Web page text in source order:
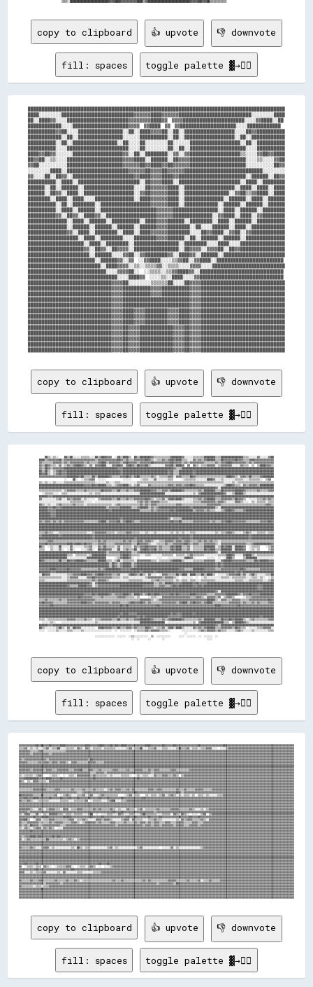
copy to clipboard 👍 upvote 👎 downvote
fill: spaces toggle palette ▓→✊🏽
████░░░░░░░░██████████████████████████▓▓▓▓▓▓████▓▓▓▓▓▓██████████████████████████░░░░░░░░████
██░░████▓▓░░░░██████████████████████▓▓▓▓▓▓▓▓████▓▓  ▓▓▓▓██████████████████████░░░░▓▓████░░██
████████████░░░░████████████████████▓▓▓▓  ▓▓████  ▓▓  ▓▓████████████████████░░░░████████████
██████████▓▓██░░░░████████████████░░██░░████▓▓▓▓██░░██░░██████████████████░░░░██▓▓██████████
████████████░░██░░████████████████░░░░░░██████████░░██░░██████████████████░░██░░████████████
██████████░░██░░████████████████░░██░░░░██░░░░░░░░██░░░░░░██████████████████░░██░░██████████
██████████░░░░██████████████████████░░░░██░░░░░░░░██░░██░░████████████████████░░░░██████████
████▓▓██▓▓░░░░░░██████████████████▓▓░░██░░████████░░▓▓░░▓▓██████████████████▒▒░░░░▓▓██▓▓████
██▓▓██░░▒▒░░░░████████████████████▓▓▓▓████░░██████░░██▓▓▓▓████████████████████░░░░▒▒░░░░▓▓██
▓▓██░░░░░░░░░░████████████████████▓▓▓▓▓▓██▓▓████▓▓██▓▓▓▓▓▓████████████████████░░░░░░░░░░██▓▓
░░░░░░░░████░░██████████████████████▓▓▓▓▓▓██▓▓▓▓██▓▓▓▓▓▓████████████████████████████░░░░░░░░
▓▓░░░░██░░██▓▓░░██████████████████████▓▓████▓▓▓▓████▓▓████████████████████████░░██████░░██▓▓
██████████░░████░░██████████████████████░░██▓▓▓▓████░░██████████████████████░░████░░████████
██████░░██░░██████░░██████████████████░░░░██▓▓▓▓▓▓████░░██████████████████░░████░░████░░████
██████░░██▓▓░░████░░██████████████████░░▓▓██▓▓▓▓▓▓████░░████████████████░░▓▓██▒▒▓▓████░░████
████████░░████░░████░░░░██████████████░░████▓▓▓▓▓▓████░░██████████████░░██████░░████░░██████
██████████░░██░░████████░░██████████████████▓▓▓▓▓▓████░░████████████░░██████░░██████░░██████
██████████░░████░░██████░░████████████████████▓▓▓▓▓▓████████████████░░████░░██████░░████████
██████████▓▓░░██▓▓░░████▓▓░░██████████████████▓▓▓▓▓▓██████████████░░▓▓████░░████░░▓▓████████
██████████████░░████░░██████░░██████████░░████▓▓▓▓██████░░████████░░████░░██████░░██████████
██████████████░░██████░░██████░░██████░░██████▓▓▓▓████████░░██░░░░██████░░████░░████████████
██████████████▓▓░░████░░████████░░████░░████▓▓▓▓▓▓████████░░░░██▓▓████░░▓▓██░░▓▓████████████
██████████████████░░████░░████████░░░░████████▓▓▓▓██████░░██░░██████░░██████░░██████████████
████████████████████░░████░░████████░░████████████████░░████████░░░░████░░░░████████████████
████████████████████▓▓░░██▓▓░░██▓▓▓▓░░████████████████░░██▓▓▓▓░░▓▓▓▓██░░██▓▓████████████████
██████████████████████░░██████░░░░▓▓██░░▓▓████████▓▓░░████▓▓░░██████░░██████████████████████
████████████████████████░░██████▓▓░░▓▓  ░░▓▓████░░░░▒▒▓▓██░░▓▓████░░████████████████████████
██████████████████████████░░████▓▓▓▓░░▒▒░░▒▒▒▒▓▓░░▒▒▒▒░░░░▓▓▓▓░░░░██████████████████████████
████████████████████████████░░░░▓▓▓▓██░░  ░░▒▒▒▒░░▒▒▓▓████▓▓░░██████████████████████████████
████████████████████████████████░░░░████▓▓  ░░░░▒▒░░████░░░░▓▓██████████████████████████████
██████████████████████████████▓▓▓▓██░░░░░░░░▒▒▒▒▒▒██░░░░██▓▓▓▓██████████████████████████████
██████████████████████████████▓▓▓▓██████████▓▓▓▓██████████▓▓▓▓██████████████████████████████
██████████████████████████████▓▓▓▓██████████▓▓▓▓██████████▓▓▓▓██████████████████████████████
██████████████████████████████▓▓▓▓████████████████████████▓▓▓▓██████████████████████████████
██████████████████████████████▓▓▓▓████████████████████████▓▓▓▓██████████████████████████████
██████████████████████████████▓▓▓▓████▓▓▓▓████████▓▓▓▓████▓▓▓▓██████████████████████████████
██████████████████████████████▓▓▓▓████▓▓▓▓████████▓▓▓▓████▓▓▓▓██████████████████████████████
██████████████████████████████▓▓▓▓████▓▓▓▓████████▓▓▓▓████▓▓▓▓██████████████████████████████
██████████████████████████████▓▓▓▓██▓▓▓▓████████████▓▓▓▓██▓▓▓▓██████████████████████████████
██████████████████████████████▓▓▓▓██▓▓▓▓████████████▓▓▓▓██▓▓▓▓██████████████████████████████
██████████████████████████████▓▓▓▓██▓▓▓▓████████████▓▓▓▓██▓▓▓▓██████████████████████████████
██████████████████████████████▓▓▓▓██▓▓▓▓████████████▓▓▓▓██▓▓▓▓██████████████████████████████
copy to clipboard 👍 upvote 👎 downvote
fill: spaces toggle palette ▓→✊🏽
copy to clipboard 👍 upvote 👎 downvote
fill: spaces toggle palette ▓→✊🏽
▓▓▓▓▓▓▓▓▓▓▓▓██▓▓██▓▓▓▓██▓▓▓▓▓▓████▓▓▓▓▓▓▓▓▓▓▓▓▓▓██▓▓▓▓▓▓▓▓████▓▓▓▓██▓▓██▓▓████▓▓▓▓▓▓▓▓▓▓▓▓▓▓████▓▓▓▓▓▓▓▓██▓▓▓▓▓▓██▓▓▓▓▓▓▓▓▓▓▓▓▓▓▓▓██▓▓▓▓▓▓▓▓▓▓▓▓▓▓▓▓██▓▓▓▓▓▓▓▓▓▓▓▓▓▓▓▓▓▓▓▓▓▓▓▓▓▓▓▓▓▓▓▓▓▓▓▓▓▓▓▓▓▓▓▓▓▓▓▓▓▓
▒▒▒▒▓▓░░▒▒░░▒▒░░░░▒▒▓▓░░▒▒▒▒██░░░░▒▒▒▒▒▒░░▓▓▒▒░░▓▓▒▒░░▒▒▒▒▒▒░░▒▒▒▒▒▒▒▒░░░░░░░░▒▒▓▓░░▒▒▒▒██░░░░▒▒▒▒▓▓░░░░▒▒▒▒░░░░░░▒▒██▒▒▒▒▓▓░░▒▒▒▒░░▒▒▒▒▓▓▓▓░░░░  ░░░░▒▒▓▓▓▓▓▓▓▓▓▓▓▓▓▓▓▓▓▓▓▓▓▓▓▓▓▓▓▓▓▓▓▓▓▓▓▓▓▓▓▓▓▓▓▓▓▓▓▓
▓▓▓▓▓▓▓▓▒▒▒▒▒▒▓▓▓▓▒▒▒▒▒▒▒▒▒▒▒▒▒▒▒▒▓▓▓▓▓▓▓▓▓▓▓▓▓▓▓▓▓▓▓▓▓▓▓▓▓▓▓▓▓▓▓▓▓▓▓▓▓▓▓▓▓▓▓▓▓▓▓▓▓▓▓▓▓▓▓▓▓▓▓▓▓▓▓▓▓▓▓▓▓▓▓▓▓▓▓▓▓▓▓▓▓▓▓▓▓▓▓▓▓▓▓▓▓▓▓▓▓▓▓▓▓▓▓▓▓▓▓▓▓▓▓▓▓▓▓▓▓▓▓▓▓▓▓▓▓▓▓▓▓▓▓▓▓▓▓▓▓▓▓▓▓▓▓▓▓▓▓▓▓▓▓▓▓▓▓▓▓▓▓▓▓▓▓▓▓▓
▓▓▓▓▓▓▓▓▒▒▓▓▓▓▓▓▓▓▓▓▓▓▒▒▓▓▓▓▓▓▓▓▓▓▓▓▓▓▓▓▓▓▓▓▓▓▓▓▓▓▓▓▓▓▓▓▓▓▓▓▓▓▓▓▓▓▓▓▓▓▓▓▓▓▓▓▓▓▓▓▓▓▓▓▓▓▓▓▓▓▓▓▓▓▓▓▓▓▓▓▓▓▓▓▓▓▓▓▓▓▓▓▓▓▓▓▓▓▓▓▓▓▓▓▓▓▓▓▓▓▓▓▓▓▓▓▓▓▓▓▓▓▓▓▓▓▓▓▓▓▓▓▓▓▓▓▓▓▓▓▓▓▓▓▓▓▓▓▓▓▓▓▓▓▓▓▓▓▓▓▓▓▓▓▓▓▓▓▓▓▓▓▓▓▓▓▓▓▓▓
▓▓▓▓▓▓▓▓▓▓▓▓▓▓▓▓▓▓▓▓▓▓▓▓▓▓▓▓▓▓▓▓▓▓▓▓▓▓▓▓▓▓▓▓▓▓▓▓▓▓▓▓▓▓▓▓▓▓▓▓▓▓▓▓▓▓▓▓▓▓▓▓▓▓▓▓▓▓▓▓▓▓▓▓▓▓▓▓▓▓▓▓▓▓▓▓▓▓▓▓▓▓▓▓▓▓▓▓▓▓▓▓▓▓▓▓▓▓▓▓▓▓▓▓▓▓▓▓▓▓▓▓▓▓▓▓▓▓▓▓▓▓▓▓▓▓▓▓▓▓▓▓▓▓▓▓▓▓▓▓▓▓▓▓▓▓▓▓▓▓▓▓▓▓▓▓▓▓▓▓▓▓▓▓▓▓▓▓▓▓▓▓▓▓▓▓▓▓▓▓
▓▓▒▒▓▓▓▓▓▓▓▓▓▓▓▓▓▓▓▓▒▒▓▓▓▓▓▓▓▓▓▓▓▓▓▓▓▓▓▓▓▓▓▓▓▓▓▓▓▓▒▒██▓▓▓▓▓▓▓▓▓▓▓▓▓▓▓▓▓▓▓▓▓▓▓▓▓▓▓▓▓▓▓▓▓▓▓▓▓▓▓▓▓▓▓▓▓▓▓▓▓▓▓▓▓▓▓▓▓▓▓▓▓▓▓▓▓▓▓▓▓▓▓▓▓▓▓▓▓▓▓▓▓▓▓▓▓▓▓▓▓▓▓▓▓▓▓▓▓▓▓▓▓▓▓▓▓▓▓▓▓▓▓▓▓▓▓▓▓▓▓▓▓▓▓▓▓▓▓▓▓▓▓▓▓▓▓▓▓▓▓▓▓▓▓▓▓▓
▓▓▓▓▓▓▒▒▒▒▒▒▒▒▓▓▒▒▓▓▓▓▒▒▓▓▓▓▒▒▓▓▓▓▒▒░░▓▓▓▓▒▒▒▒▒▒▒▒▓▓▓▓▓▓▒▒▒▒▒▒▓▓▓▓▓▓▓▓▓▓▓▓▓▓▓▓▓▓▓▓▓▓▓▓▓▓▓▓▓▓▓▓▓▓▓▓▓▓▓▓▓▓▓▓▓▓▓▓▓▓▓▓▓▓▓▓▓▓▓▓▓▓▓▓▓▓▓▓▓▓▓▓▓▓▓▓▓▓▓▓▓▓▓▓▓▓▓▓▓▓▓▓▓▓▓▓▓▓▓▓▓▓▓▓▓▓▓▓▓▓▓▓▓▓▓▓▓▓▓▓▓▓▓▓▓▓▓▓▓▓▓▓▓▓▓▓▓▓
▓▓▓▓▓▓▓▓▓▓▓▓▓▓▓▓▓▓▓▓▓▓▓▓▓▓▓▓▓▓▓▓▓▓▓▓▓▓▓▓▓▓▓▓▓▓▓▓▓▓▓▓▓▓▓▓▓▓▓▓▓▓▓▓▓▓▓▓▓▓▓▓▓▓▓▓▓▓▓▓▓▓▓▓▓▓▓▓▓▓▓▓▓▓▓▓▓▓▓▓▓▓▓▓▓▓▓▓▓▓▓▓▓▓▓▓▓▓▓▓▓▓▓▓▓▓▓▓▓▓▓▓▓▓▓▓▓▓▓▓▓▓▓▓▓▓▓▓▓▓▓▓▓▓▓▓▓▓▓▓▓▓▓▓▓▓▓▓▓▓▓▓▓▓▓▓▓▓▓▓▓▓▓▓▓▓▓▓▓▓▓▓▓▓▓▓▓▓▓▓
▓▓▓▓▓▓▓▓▓▓▓▓▓▓▓▓▓▓▓▓▓▓▓▓▓▓▓▓▓▓▓▓▓▓▓▓▓▓▓▓▓▓▓▓▓▓▓▓▓▓▓▓▓▓▓▓▓▓▓▓▓▓▓▓▓▓▓▓▓▓▓▓▓▓▓▓▓▓▓▓▓▓▓▓▓▓▓▓▓▓▓▓▓▓▓▓▓▓▓▓▓▓▓▓▓▓▓▓▓▓▓▓▓▓▓▓▓▓▓▓▓▓▓▓▓▓▓▓▓▓▓▓▓▓▓▓▓▓▓▓▓▓▓▓▓▓▓▓▓▓▓▓▓▓▓▓▓▓▓▓▓▓▓▓▓▓▓▓▓▓▓▓▓▓▓▓▓▓▓▓▓▓▓▓▓▓▓▓▓▓▓▓▓▓▓▓▓▓▓▓
▓▓▓▓▓▓▓▓▒▒▓▓▓▓▓▓▓▓▒▒▓▓▓▓▒▒▒▒▓▓▓▓▓▓▓▓▒▒▒▒▓▓▓▓██▒▒▒▒▓▓▓▓▒▒▒▒▓▓▒▒▒▒▒▒▒▒▓▓▓▓▒▒▒▒▒▒▓▓▒▒▒▒▓▓▓▓▓▓▒▒▒▒▓▓▒▒▓▓▓▓▒▒▒▒▒▒▒▒▓▓▓▓▒▒▒▒▒▒▒▒▒▒▓▓▓▓▓▓▓▓▓▓▓▓▓▓▓▓▓▓▓▓▓▓▓▓▓▓▓▓▓▓▓▓▓▓▓▓▓▓▓▓▓▓▓▓▓▓▓▓▓▓▓▓▓▓▓▓▓▓▓▓▓▓▓▓▓▓▓▓▓▓▓▓▓▓▓▓
▓▓▓▓▓▓▓▓▓▓▓▓▓▓▓▓▓▓▓▓▓▓▓▓▓▓▓▓▓▓▓▓▓▓▓▓▓▓▓▓▓▓▓▓▓▓▓▓▓▓▓▓▒▒▒▒▓▓▓▓▓▓▒▒▓▓▓▓▓▓▓▓▓▓▓▓▓▓▓▓▓▓▓▓▓▓▓▓▓▓▓▓▓▓▓▓▒▒▓▓▓▓▓▓▓▓▓▓▓▓▓▓▓▓▓▓▓▓▓▓▓▓▓▓▓▓▓▓▓▓▓▓▓▓▓▓▓▓▓▓▓▓▓▓▓▓▓▓▓▓▓▓▓▓▓▓▓▓▓▓▓▓▓▓▓▓▓▓▓▓▓▓▓▓▓▓▓▓▓▓▓▓▓▓▓▓▓▓▓▓▓▓▓▓▓▓▓▓▓▓
▒▒░░▒▒▒▒▒▒░░▒▒▓▓▒▒    ░░▒▒▒▒░░  ░░  ▒▒▒▒░░▓▓▓▓▓▓▓▓▓▓▒▒▓▓▒▒▒▒▒▒▒▒░░▒▒░░░░░░▒▒▒▒▒▒░░  ░░▒▒░░▒▒▒▒░░░░▓▓▒▒▒▒▓▓▓▓▒▒▒▒▓▓▒▒  ▒▒▓▓▓▓▓▓▓▓▓▓▓▓▓▓▓▓▓▓▓▓▓▓▓▓▓▓▓▓▓▓▓▓▓▓▓▓▓▓▓▓▓▓▓▓▓▓▓▓▓▓▓▓▓▓▓▓▓▓▓▓▓▓▓▓▓▓▓▓▓▓▓▓▓▓▓▓▓▓▓▓
▓▓▓▓██████████▓▓▓▓▓▓████▓▓▓▓▓▓██▓▓▓▓▓▓▓▓▓▓▓▓▓▓▓▓▓▓▓▓▓▓██▓▓▓▓▓▓▓▓▓▓▓▓▓▓▓▓▓▓▓▓▓▓▓▓▓▓▓▓▓▓██▓▓▓▓▓▓▓▓▓▓▓▓▓▓▓▓▓▓▓▓▓▓▓▓▓▓▓▓▓▓▓▓▓▓▓▓▓▓▓▓▓▓▓▓▓▓▓▓▓▓▓▓▓▓▓▓▓▓▓▓▓▓▓▓▓▓▓▓▓▓▓▓▓▓▓▓▓▓▓▓▓▓▓▓▓▓▓▓▓▓▓▓▓▓▓▓▓▓▓▓▓▓▓▓▓▓▓▓▓▓▓▓
▓▓▒▒  ▒▒░░▓▓▓▓▒▒▒▒▒▒░░▓▓▓▓▓▓▓▓▓▓▓▓▓▓▓▓▓▓▓▓▓▓▓▓▓▓▓▓▓▓▓▓▓▓▓▓▓▓▓▓▓▓▓▓▓▓▓▓▓▓▓▓▓▓▓▓▓▓▓▓▓▓▓▓▓▓▓▓▓▓▓▓▓▓▓▓▓▓▓▓▓▓▓▓▓▓▓▓▓▓▓▓▓▓▓▓▓▓▓▓▓▓▓▓▓▓▓▓▓▓▓▓▓▓▓▓▓▓▓▓▓▓▓▓▓▓▓▓▓▓▓▓▓▓▓▓▓▓▓▓▓▓▓▓▓▓▓▓▓▓▓▓▓▓▓▓▓▓▓▓▓▓▓▓▓▓▓▓▓▓▓▓▓▓▓▓▓▓
▓▓▓▓▓▓▓▓▓▓▓▓▓▓▓▓▓▓▓▓▓▓▓▓▓▓▓▓▓▓▓▓▓▓▓▓▓▓▓▓▓▓▓▓▓▓▓▓▓▓▓▓▓▓▓▓▓▓▓▓▓▓▓▓▓▓▓▓▓▓▓▓▓▓▓▓▓▓▓▓▓▓▓▓▓▓▓▓▓▓▓▓▓▓▓▓▓▓▓▓▓▓▓▓▓▓▓▓▓▓▓▓▓▓▓▓▓▓▓▓▓▓▓▓▓▓▓▓▓▓▓▓▓▓▓▓▓▓▓▓▓▓▓▓▓▓▓▓▓▓▓▓▓▓▓▓▓▓▓▓▓▓▓▓▓▓▓▓▓▓▓▓▓▓▓▓▓▓▓▓▓▓▓▓▓▓▓▓▓▓▓▓▓▓▓▓▓▓▓▓
▓▓▓▓▓▓▓▓▓▓▓▓▓▓▓▓▓▓▓▓▓▓▓▓▓▓▓▓▓▓▓▓▓▓▓▓▓▓▓▓▓▓▓▓▓▓▓▓▓▓▓▓▓▓▓▓▓▓▓▓▓▓▓▓▓▓▓▓▓▓▓▓▓▓▓▓▓▓▓▓▓▓▓▓▓▓▓▓▓▓▓▓▓▓▓▓▓▓▓▓▓▓▓▓▓▓▓▓▓▓▓▓▓▓▓▓▓▓▓▓▓▓▓▓▓▓▓▓▓▓▓▓▓▓▓▓▓▓▓▓▓▓▓▓▓▓▓▓▓▓▓▓▓▓▓▓▓▓▓▓▓▓▓▓▓▓▓▓▓▓▓▓▓▓▓▓▓▓▓▓▓▓▓▓▓▓▓▓▓▓▓▓▓▓▓▓▓▓▓▓
▒▒▒▒▒▒▒▒▒▒▓▓▓▓▓▓▓▓▓▓▒▒▒▒▒▒▓▓▓▓▒▒▒▒▒▒▒▒▓▓▒▒▒▒▒▒▓▓▒▒▒▒▒▒▓▓▒▒▒▒▒▒░░▒▒▓▓▒▒▓▓▓▓▒▒▒▒▓▓▒▒▓▓▒▒▒▒▒▒▒▒▒▒▓▓▓▓▒▒▓▓▓▓▒▒▒▒▒▒▒▒▒▒▓▓▒▒▒▒▓▓▒▒▒▒▒▒▓▓▓▓▓▓▒▒▒▒▒▒▓▓▓▓▓▓▓▓▓▓▓▓▓▓▓▓▓▓▓▓▓▓▓▓▓▓▓▓▓▓▓▓▓▓▓▓▓▓▓▓▓▓▓▓▓▓▓▓▓▓▓▓▓▓▓▓▓▓▓▓
▓▓▓▓▓▓▓▓▓▓▓▓▓▓▓▓▓▓▓▓▓▓▓▓▓▓▓▓▓▓▓▓▓▓▓▓▓▓▓▓▓▓▒▒▒▒▓▓▓▓▓▓▓▓▓▓▓▓▓▓▓▓▓▓▓▓▓▓▓▓▓▓▓▓▓▓▓▓▓▓▓▓▓▓██▓▓▓▓▓▓▓▓▓▓▓▓▓▓▓▓▓▓▓▓▓▓▓▓▓▓▓▓██▓▓▒▒▓▓▓▓▓▓▓▓▓▓▓▓▓▓▓▓▓▓▓▓▓▓▓▓▓▓▓▓▓▓▓▓▓▓▓▓▓▓▓▓▓▓▓▓▓▓▓▓▓▓▓▓▓▓▓▓▓▓▓▓▓▓▓▓▓▓▓▓▓▓▓▓▓▓▓▓▓▓▓▓
██▓▓▓▓▓▓▓▓▒▒▒▒▒▒██▒▒▒▒▒▒▒▒▓▓  ░░▒▒▓▓▒▒░░░░▒▒▒▒▓▓░░▒▒▓▓░░░░▒▒▓▓▒▒▒▒▒▒▒▒▒▒    ░░▒▒▓▓░░▒▒▒▒    ▒▒░░▒▒▒▒░░▒▒▓▓░░▒▒▓▓▒▒░░▒▒░░▒▒▒▒░░▒▒  ▒▒▒▒░░▒▒░░░░░░▒▒▒▒▓▓▓▓▓▓▓▓▓▓▓▓▓▓▓▓▓▓▓▓▓▓▓▓▓▓▓▓▓▓▓▓▓▓▓▓▓▓▓▓▓▓▓▓▓▓▓▓▓▓▓▓
▓▓▓▓██▓▓▓▓████▓▓▓▓▓▓▓▓██▓▓▓▓▓▓██▓▓▓▓██▓▓▓▓██▓▓▓▓▓▓██▓▓▓▓▓▓██▓▓▓▓██▓▓▓▓▓▓▓▓██▓▓▓▓▓▓▓▓▓▓▓▓▓▓██▓▓▓▓▓▓▓▓▓▓▓▓▓▓▓▓▓▓▓▓▓▓▓▓▓▓▓▓▓▓▓▓▓▓▓▓▓▓▓▓▓▓▓▓▓▓▓▓▓▓▓▓▓▓▓▓▓▓▓▓▓▓▓▓▓▓▓▓▓▓▓▓▓▓▓▓▓▓▓▓▓▓▓▓▓▓▓▓▓▓▓▓▓▓▓▓▓▓▓▓▓▓▓▓▓▓▓▓
▓▓▒▒▒▒▓▓▒▒░░░░▒▒▒▒▒▒▒▒░░░░░░░░▒▒▒▒▒▒░░░░▒▒▒▒▒▒▒▒▓▓  ░░▒▒▒▒▒▒░░░░▒▒▓▓██░░░░▒▒▒▒▓▓▓▓▓▓▓▓▓▓▓▓▓▓▓▓▓▓▓▓▓▓▓▓▓▓▓▓▓▓▓▓▓▓▓▓▓▓▓▓▓▓▓▓▓▓▓▓▓▓▓▓▓▓▓▓▓▓▓▓▓▓▓▓▓▓▓▓▓▓▓▓▓▓▓▓▓▓▓▓▓▓▓▓▓▓▓▓▓▓▓▓▓▓▓▓▓▓▓▓▓▓▓▓▓▓▓▓▓▓▓▓▓▓▓▓▓▓▓▓▓▓
▓▓▓▓▓▓▓▓▓▓▓▓▓▓▓▓▓▓▓▓▓▓▓▓▓▓▓▓▓▓▓▓▓▓▓▓▓▓▓▓▓▓▓▓▓▓▓▓▓▓▓▓▓▓▓▓▓▓▓▓▓▓▓▓▓▓▓▓▓▓▓▓▓▓▓▓▓▓▓▓▓▓▓▓▓▓▓▓▓▓▓▓▓▓▓▓▓▓▓▓▓▓▓▓▓▓▓▓▓▓▓▓▓▓▓▓▓▓▓▓▓▓▓▓▓▓▓▓▓▓▓▓▓▓▓▓▓▓▓▓▓▓▓▓▓▓▓▓▓▓▓▓▓▓▓▓▓▓▓▓▓▓▓▓▓▓▓▓▓▓▓▓▓▓▓▓▓▓▓▓▓▓▓▓▓▓▓▓▓▓▓▓▓▓▓▓▓▓▓▓
▓▓▓▓▓▓▓▓▓▓▓▓▓▓▓▓▓▓▓▓▓▓▓▓▓▓▓▓▓▓▓▓▓▓▓▓▓▓▓▓▓▓▓▓▓▓▓▓▓▓▓▓▓▓▓▓▓▓▓▓▓▓▓▓▓▓▓▓▓▓▓▓▓▓▓▓▓▓▓▓▓▓▓▓▓▓▓▓▓▓▓▓▓▓▓▓▓▓▓▓▓▓▓▓▓▓▓▓▓▓▓▓▓▓▓▓▓▓▓▓▓▓▓▓▓▓▓▓▓▓▓▓▓▓▓▓▓▓▓▓▓▓▓▓▓▓▓▓▓▓▓▓▓▓▓▓▓▓▓▓▓▓▓▓▓▓▓▓▓▓▓▓▓▓▓▓▓▓▓▓▓▓▓▓▓▓▓▓▓▓▓▓▓▓▓▓▓▓▓▓
▓▓▓▓▓▓▓▓▒▒░░░░▓▓▒▒░░▒▒▓▓▓▓▒▒▒▒░░▓▓▓▓░░▒▒▒▒▓▓▓▓▒▒▒▒▒▒▒▒▓▓▒▒▓▓▒▒▒▒▒▒▓▓▒▒░░▒▒░░░░▓▓▒▒▒▒░░▒▒▓▓░░▒▒▒▒▒▒▒▒▓▓▒▒▒▒▒▒▒▒▓▓▓▓▓▓▒▒▒▒▒▒▒▒▓▓▒▒░░░░▒▒░░▒▒▓▓▓▓▓▓▓▓▓▓▓▓▓▓▓▓▓▓▓▓▓▓▓▓▓▓▓▓▓▓▓▓▓▓▓▓▓▓▓▓▓▓▓▓▓▓▓▓▓▓▓▓▓▓▓▓▓▓▓▓▓▓
▓▓▓▓▓▓▒▒▓▓▓▓▓▓▓▓▓▓▓▓▓▓▓▓▓▓▓▓▓▓▓▓▓▓▓▓▓▓▓▓▓▓▓▓▓▓▓▓▓▓▓▓▓▓▓▓▓▓▓▓▓▓▓▓▓▓▓▓██▓▓▓▓██▓▓▓▓▓▓▓▓▓▓▓▓▓▓▓▓▓▓▓▓▓▓▒▒▓▓▓▓▓▓▓▓▓▓▓▓▓▓▓▓▓▓▓▓▓▓▓▓▓▓▓▓▓▓▓▓▓▓▓▓▓▓▓▓▓▓▓▓▓▓▓▓▓▓▓▓▓▓▓▓▓▓▓▓▓▓▓▓▓▓▓▓▓▓▓▓▓▓▓▓▓▓▓▓▓▓▓▓▓▓▓▓▓▓▓▓▓▓▓▓▓▓▓▓
▒▒░░▓▓▓▓░░░░▓▓░░  ▒▒░░▓▓▓▓▓▓▒▒▒▒░░▒▒▒▒░░▒▒▒▒▒▒░░░░▒▒██  ░░  ░░░░▒▒▒▒░░░░▓▓▒▒░░░░▒▒▒▒░░░░▒▒██▒▒▒▒▒▒▒▒░░░░▒▒▒▒▒▒  ▓▓▒▒░░▓▓▒▒░░  ░░░░  ▒▒▓▓  ▒▒▓▓▓▓▓▓▓▓▓▓▓▓▓▓▓▓▓▓▓▓▓▓▓▓▓▓▓▓▓▓▓▓▓▓▓▓▓▓▓▓▓▓▓▓▓▓▓▓▓▓▓▓▓▓▓▓▓▓▓▓
▓▓▓▓▓▓▓▓▓▓██▓▓▓▓▓▓████▓▓▓▓▓▓▓▓▓▓██████▓▓▓▓▓▓▓▓▓▓▓▓▓▓██▓▓▓▓▓▓██▓▓▓▓▓▓▓▓▓▓▓▓▓▓▓▓██▓▓▓▓██▓▓▓▓▓▓▓▓██▓▓▓▓▓▓██▓▓▓▓▓▓▓▓▓▓▓▓██▓▓▓▓▓▓██▓▓▓▓██▓▓▓▓▓▓▓▓▓▓▓▓▓▓▓▓▓▓▓▓▓▓▓▓▓▓▓▓▓▓▓▓▓▓▓▓▓▓▓▓▓▓▓▓▓▓▓▓▓▓▓▓▓▓▓▓▓▓▓▓▓▓▓▓▓▓▓▓
▓▓▓▓██▒▒  ░░▓▓▓▓░░▒▒▒▒▓▓▓▓▒▒▒▒▒▒▒▒▒▒▓▓▓▓░░▒▒▒▒▓▓▒▒░░░░░░▓▓▓▓▒▒▓▓▓▓▒▒░░░░░░▒▒▓▓▓▓░░▓▓▒▒▒▒▒▒░░░░▒▒▒▒▓▓▒▒▒▒░░░░░░░░░░▒▒░░▓▓▒▒▓▓▓▓▒▒▒▒▒▒▓▓▒▒░░▓▓▓▓▓▓▓▓▓▓▓▓▓▓▓▓▓▓▓▓▓▓▓▓▓▓▓▓▓▓▓▓▓▓▓▓▓▓▓▓▓▓▓▓▓▓▓▓▓▓▓▓▓▓▓▓▓▓▓▓▓▓
▓▓▒▒▒▒▓▓▓▓▓▓▓▓▒▒▒▒▒▒▒▒▓▓▒▒▓▓▓▓▓▓▒▒▒▒▒▒▓▓▓▓▒▒░░▒▒▓▓▓▓▓▓▓▓▒▒▓▓▒▒▒▒▒▒▓▓▓▓▒▒▒▒▒▒▓▓▒▒▒▒▒▒▓▓▒▒▓▓▓▓▒▒▓▓▒▒▓▓▓▓▒▒▒▒▓▓▓▓▒▒▒▒▓▓▓▓▓▓▒▒▒▒▒▒▓▓▓▓▒▒▒▒▓▓▓▓▓▓▓▓▓▓▓▓▓▓▓▓▓▓▓▓▓▓▓▓▓▓▓▓▓▓▓▓▓▓▓▓▓▓▓▓▓▓▓▓▓▓▓▓▓▓▓▓▓▓▓▓▓▓▓▓▓▓▓▓▓▓
▓▓▒▒▓▓▒▒██▓▓▓▓▒▒▒▒▓▓▓▓▓▓▓▓▓▓▓▓▒▒▒▒▓▓▓▓▓▓▓▓▓▓▓▓▓▓▓▓▓▓▓▓▓▓▓▓▓▓▓▓▓▓▓▓▓▓▓▓▒▒▓▓▓▓▓▓▓▓▓▓▓▓▓▓▓▓▓▓▒▒▓▓▓▓▒▒▓▓▓▓▒▒▓▓▓▓▓▓▓▓▒▒▓▓▓▓▓▓▒▒▒▒▓▓▓▓▓▓▒▒▓▓▓▓▓▓▓▓▓▓▓▓▓▓▓▓▓▓▓▓▓▓▓▓▓▓▓▓▓▓▓▓▓▓▓▓▓▓▓▓▓▓▓▓▓▓▓▓▓▓▓▓▓▓▓▓▓▓▓▓▓▓▓▓▓▓▓▓
▒▒░░▓▓▒▒░░▒▒▓▓▓▓░░▓▓▒▒▓▓▒▒  ░░░░▓▓▓▓▓▓▓▓▓▓▓▓▓▓▓▓▓▓▓▓▓▓▓▓▓▓▓▓▓▓▓▓▓▓▓▓▓▓▓▓▓▓▓▓▓▓▓▓▓▓▓▓▓▓▓▓▓▓▓▓▓▓▓▓▓▓▓▓▓▓▓▓▓▓▓▓▓▓▓▓▓▓▓▓▓▓▓▓▓▓▓▓▓▓▓▓▓▓▓▓▓▓▓▓▓▓▓▓▓▓▓▓▓▓▓▓▓▓▓▓▓▓▓▓▓▓▓▓▓▓▓▓▓▓▓▓▓▓▓▓▓▓▓▓▓▓▓▓▓▓▓▓▓▓▓▓▓▓▓▓▓▓▓▓▓▓▓▓
▓▓▓▓▓▓▓▓██▓▓▓▓▓▓▓▓▓▓▓▓▓▓▓▓▓▓▓▓▓▓▓▓▓▓▓▓▓▓▓▓▓▓▓▓▓▓▓▓▓▓▓▓▓▓▓▓▓▓▓▓▓▓▓▓▓▓▓▓▓▓▓▓▓▓▓▓▓▓▓▓▓▓▓▓▓▓▓▓▓▓▓▓▓▓▓▓▓▓▓▓▓▓▓▓▓▓▓▓▓▓▓▓▓▓▓▓▓▓▓▓▓▓▓▓▓▓▓▓▓▓▓▓▓▓▓▓▓▓▓▓▓▓▓▓▓▓▓▓▓▓▓▓▓▓▓▓▓▓▓▓▓▓▓▓▓▓▓▓▓▓▓▓▓▓▓▓▓▓▓▓▓▓▓▓▓▓▓▓▓▓▓▓▓▓▓▓▓▓
▓▓▓▓▓▓▓▓▓▓▓▓▓▓▓▓▓▓▓▓▓▓▓▓▓▓▓▓▓▓▓▓▓▓▓▓▓▓▓▓▓▓▓▓▓▓▓▓▓▓▓▓▓▓▓▓▓▓▓▓▓▓▓▓▓▓▓▓▓▓▓▓▓▓▓▓▓▓▓▓▓▓▓▓▓▓▓▓▓▓▓▓▓▓▓▓▓▓▓▓▓▓▓▓▓▓▓▓▓▓▓▓▓▓▓▓▓▓▓▓▓▓▓▓▓▓▓▓▓▓▓▓▓▓▓▓▓▓▓▓▓▓▓▓▓▓▓▓▓▓▓▓▓▓▓▓▓▓▓▓▓▓▓▓▓▓▓▓▓▓▓▓▓▓▓▓▓▓▓▓▓▓▓▓▓▓▓▓▓▓▓▓▓▓▓▓▓▓▓▓
▓▓▒▒▓▓▓▓████▓▓██▓▓▓▓▓▓▓▓██▓▓██▓▓▓▓▓▓▓▓▓▓▓▓▓▓▓▓▓▓▓▓▓▓▓▓▓▓▓▓▓▓▓▓▓▓▓▓▓▓▓▓▓▓▓▓▓▓▓▓▓▓▓▓▓▓▓▓▓▓▓▓▓▓▓▓▓▓▓▓▓▓▓▓▓▓▓▓▓▓▓▓▓▓▓▓▓▓▓▓▓▓▓▓▓▓▓▓▓▓▓▓▓▓▓▓▓▓▓▓▓▓▓▓▓▓▓▓▓▓▓▓▓▓▓▓▓▓▓▓▓▓▓▓▓▓▓▓▓▓▓▓▓▓▓▓▓▓▓▓▓▓▓▓▓▓▓▓▓▓▓▓▓▓▓▓▓▓▓▓▓▓
▓▓░░▒▒▓▓▒▒▒▒▒▒▒▒▒▒▒▒██▒▒▒▒▒▒▒▒▒▒░░▒▒▓▓▒▒░░▒▒▓▓▓▓▓▓▓▓▓▓▓▓▓▓▓▓▓▓▓▓▓▓▓▓▓▓▓▓▓▓▓▓▓▓▓▓▓▓▓▓▓▓▓▓▓▓▓▓▓▓▓▓▓▓▓▓▓▓▓▓▓▓▓▓▓▓▓▓▓▓▓▓▓▓▓▓▓▓▓▓▓▓▓▓▓▓▓▓▓▓▓▓▓▓▓▓▓▓▓▓▓▓▓▓▓▓▓▓▓▓▓▓▓▓▓▓▓▓▓▓▓▓▓▓▓▓▓▓▓▓▓▓▓▓▓▓▓▓▓▓▓▓▓▓▓▓▓▓▓▓▓▓▓▓▓▓
▓▓▓▓▓▓▓▓▓▓▓▓▓▓▓▓▓▓▓▓▓▓▓▓▓▓▓▓▓▓▓▓▓▓▓▓▓▓▓▓▓▓▓▓▓▓▓▓▓▓▓▓▓▓▓▓▓▓▓▓▓▓▓▓▓▓▓▓▓▓▓▓▓▓▓▓▓▓▓▓▓▓▓▓▓▓▓▓▓▓▓▓▓▓▓▓▓▓▓▓▓▓▓▓▓▓▓▓▓▓▓▓▓▓▓▓▓▓▓▓▓▓▓▓▓▓▓▓▓▓▓▓▓▓▓▓▓▓▓▓▓▓▓▓▓▓▓▓▓▓▓▓▓▓▓▓▓▓▓▓▓▓▓▓▓▓▓▓▓▓▓▓▓▓▓▓▓▓▓▓▓▓▓▓▓▓▓▓▓▓▓▓▓▓▓▓▓▓▓▓
▓▓▓▓▓▓▓▓▓▓▓▓▓▓▓▓▓▓▓▓▓▓▓▓▓▓▓▓▓▓▓▓▓▓▓▓▓▓▓▓▓▓▓▓▓▓▓▓▓▓▓▓▓▓▓▓▓▓▓▓▓▓▓▓▓▓▓▓▓▓▓▓▓▓▓▓▓▓▓▓▓▓▓▓▓▓▓▓▓▓▓▓▓▓▓▓▓▓▓▓▓▓▓▓▓▓▓▓▓▓▓▓▓▓▓▓▓▓▓▓▓▓▓▓▓▓▓▓▓▓▓▓▓▓▓▓▓▓▓▓▓▓▓▓▓▓▓▓▓▓▓▓▓▓▓▓▓▓▓▓▓▓▓▓▓▓▓▓▓▓▓▓▓▓▓▓▓▓▓▓▓▓▓▓▓▓▓▓▓▓▓▓▓▓▓▓▓▓▓▓
▓▓▒▒▒▒▒▒▓▓▒▒░░░░▒▒▓▓▓▓░░▒▒░░░░░░░░░░░░▒▒░░██▒▒░░▒▒▒▒░░░░░░░░░░░░▒▒▓▓░░▒▒░░░░░░░░░░░░░░▒▒▓▓░░░░░░░░░░░░  ░░░░░░▓▓░░▒▒░░░░░░░░░░░░░░░░▒▒▓▓▓▓▓▓▓▓▓▓▓▓▓▓▓▓▓▓▓▓▓▓▓▓▓▓▓▓▓▓▓▓▓▓▓▓▓▓▓▓▓▓▓▓▓▓▓▓▓▓▓▓▓▓▓▓▓▓▓▓▓▓▓▓▓▓
▓▓▓▓▓▓▓▓▓▓▓▓▓▓▓▓▓▓▓▓▓▓▓▓▓▓▓▓▓▓▓▓▓▓▓▓▓▓▓▓▓▓▓▓▓▓▓▓▓▓▓▓▓▓▓▓▓▓▓▓▓▓▓▓▓▓▓▓▓▓▓▓▓▓▓▓▓▓▓▓▓▓▓▓▓▓▓▓▓▓▓▓▓▓▓▓▓▓▓▓▓▓▓▓▓▓▓▓▓▓▓▓▓▓▓▓▓▓▓▓▓▓▓▓▓▓▓▓▓▓▓▓▓▓▓▓▓▓▓▓▓▓▓▓▓▓▓▓▓▓▓▓▓▓▓▓▓▓▓▓▓▓▓▓▓▓▓▓▓▓▓▓▓▓▓▓▓▓▓▓▓▓▓▓▓▓▓▓▓▓▓▓▓▓▓▓▓▓▓▓
▓▓▓▓▓▓▓▓▓▓▓▓▓▓▓▓▓▓▓▓▓▓▓▓▓▓▓▓▓▓▓▓▓▓▓▓▓▓▓▓▓▓▓▓▓▓▓▓▓▓▓▓▓▓▓▓▓▓▓▓▓▓▓▓▓▓▓▓▓▓▓▓▓▓▓▓▓▓▓▓▓▓▓▓▓▓▓▓▓▓▓▓▓▓▓▓▓▓▓▓▓▓▓▓▓▓▓▓▓▓▓▓▓▓▓▓▓▓▓▓▓▓▓▓▓▓▓▓▓▓▓▓▓▓▓▓▓▓▓▓▓▓▓▓▓▓▓▓▓▓▓▓▓▓▓▓▓▓▓▓▓▓▓▓▓▓▓▓▓▓▓▓▓▓▓▓▓▓▓▓▓▓▓▓▓▓▓▓▓▓▓▓▓▓▓▓▓▓▓▓
▓▓▓▓▓▓▓▓▓▓▓▓▓▓▓▓▓▓▓▓▓▓▓▓▓▓▓▓▓▓▓▓▓▓▓▓▓▓▓▓▓▓▓▓▓▓▓▓▓▓▓▓▓▓▓▓▓▓▓▓▓▓▓▓▓▓▓▓▓▓▓▓▓▓▓▓▓▓▓▓▓▓▓▓▓▓▓▓▓▓▓▓▓▓▓▓▓▓▓▓▓▓▓▓▓▓▓▓▓▓▓▓▓▓▓▓▓▓▓▓▓▓▓▓▓▓▓▓▓▓▓▓▓▓▓▓▓▓▓▓▓▓▓▓▓▓▓▓▓▓▓▓▓▓▓▓▓▓▓▓▓▓▓▓▓▓▓▓▓▓▓▓▓▓▓▓▓▓▓▓▓▓▓▓▓▓▓▓▓▓▓▓▓▓▓▓▓▓▓▓
▓▓▓▓▓▓▓▓▓▓▓▓▓▓▓▓▓▓▓▓▓▓▓▓▓▓▓▓▓▓▓▓▓▓▓▓▓▓▓▓▓▓▓▓▓▓▓▓▓▓▓▓▓▓▓▓▓▓▓▓▓▓▓▓▓▓▓▓▓▓▓▓▓▓▓▓▓▓▓▓▓▓▓▓▓▓▓▓▓▓▓▓▓▓▓▓▓▓▓▓▓▓▓▓▓▓▓▓▓▓▓▓▓▓▓▓▓▓▓▓▓▓▓▓▓▓▓▓▓▓▓▓▓▓▓▓▓▓▓▓▓▓▓▓▓▓▓▓▓▓▓▓▓▓▓▓▓▓▓▓▓▓▓▓▓▓▓▓▓▓▓▓▓▓▓▓▓▓▓▓▓▓▓▓▓▓▓▓▓▓▓▓▓▓▓▓▓▓▓▓
▓▓▓▓▓▓▓▓▓▓▓▓▓▓▓▓▓▓▓▓▓▓▓▓▓▓▓▓▓▓▓▓▓▓▓▓▓▓▓▓▓▓▓▓▓▓▓▓▓▓▓▓▓▓▓▓▓▓▓▓▓▓▓▓▓▓▓▓▓▓▓▓▓▓▓▓▓▓▓▓▓▓▓▓▓▓▓▓▓▓▓▓▓▓▓▓▓▓▓▓▓▓▓▓▓▓▓▓▓▓▓▓▓▓▓▓▓▓▓▓▓▓▓▓▓▓▓▓▓▓▓▓▓▓▓▓▓▓▓▓▓▓▓▓▓▓▓▓▓▓▓▓▓▓▓▓▓▓▓▓▓▓▓▓▓▓▓▓▓▓▓▓▓▓▓▓▓▓▓▓▓▓▓▓▓▓▓▓▓▓▓▓▓▓▓▓▓▓▓▓
▓▓▓▓██▓▓▓▓▓▓██▓▓▓▓▓▓▓▓▓▓▓▓▓▓▓▓▓▓▓▓▓▓▓▓▓▓▓▓▓▓▓▓▓▓▓▓▓▓▓▓▓▓▓▓██▓▓▓▓██▓▓▓▓▓▓▓▓▓▓▓▓▓▓▓▓▓▓▓▓▓▓▓▓▓▓▓▓▓▓▓▓▓▓▓▓▓▓▓▓▓▓▓▓▓▓▓▓▓▓▓▓▓▓▓▓▓▓▓▓▓▓▓▓▓▓▓▓▓▓▓▓▓▓▓▓▓▓▓▓▓▓▓▓▓▓▓▓▓▓▓▓▓▓▓▓▓▓▓▓▓▓▓▓▓▓▓▓▓▓▓▓▓▓▓▓▓▓▓▓▓▓▓▓▓▓▓▓▓▓▓▓▓▓
▓▓  ░░▒▒▒▒░░▒▒▒▒  ▓▓▒▒░░  ░░▒▒▒▒▒▒▓▓▓▓░░  ░░▒▒▒▒░░▒▒▓▓▒▒  ░░  ░░░░▒▒▓▓▓▓▓▓▓▓▓▓▓▓▓▓▓▓▓▓▓▓▓▓▓▓▓▓▓▓▓▓▓▓▓▓▓▓▓▓▓▓▓▓▓▓▓▓▓▓▓▓▓▓▓▓▓▓▓▓▓▓▓▓▓▓▓▓▓▓▓▓▓▓▓▓▓▓▓▓▓▓▓▓▓▓▓▓▓▓▓▓▓▓▓▓▓▓▓▓▓▓▓▓▓▓▓▓▓▓▓▓▓▓▓▓▓▓▓▓▓▓▓▓▓▓▓▓▓▓▓▓▓▓
▓▓▓▓▓▓▓▓▓▓▓▓██▓▓▓▓▓▓▓▓▓▓▓▓▓▓▓▓▓▓▓▓▓▓▓▓██▓▓▓▓▓▓▓▓▓▓▓▓▓▓▓▓▓▓▓▓▓▓▓▓▓▓▓▓▓▓▓▓▓▓▓▓▓▓▓▓▓▓▓▓▓▓▓▓▓▓▓▓▓▓▓▓▓▓▓▓▓▓▓▓▓▓▓▓▓▓▓▓▓▓▓▓▓▓▓▓▓▓▓▓▓▓▓▓▓▓▓▓▓▓▓▓▓▓▓▓▓▓▓▓▓▓▓▓▓▓▓▓▓▓▓▓▓▓▓▓▓▓▓▓▓▓▓▓▓▓▓▓▓▓▓▓▓▓▓▓▓▓▓▓▓▓▓▓▓▓▓▓▓▓▓▓▓▓▓▓
▓▓▓▓░░░░▒▒░░▒▒▒▒▒▒▓▓░░░░░░░░▒▒░░▓▓░░░░░░░░▒▒▒▒░░░░░░░░▒▒▒▒▒▒▓▓▓▓▓▓▓▓▓▓▓▓▓▓▓▓▓▓▓▓▓▓▓▓▓▓▓▓▓▓▓▓▓▓▓▓▓▓▓▓▓▓▓▓▓▓▓▓▓▓▓▓▓▓▓▓▓▓▓▓▓▓▓▓▓▓▓▓▓▓▓▓▓▓▓▓▓▓▓▓▓▓▓▓▓▓▓▓▓▓▓▓▓▓▓▓▓▓▓▓▓▓▓▓▓▓▓▓▓▓▓▓▓▓▓▓▓▓▓▓▓▓▓▓▓▓▓▓▓▓▓▓▓▓▓▓▓▓▓▓
▓▓▓▓▓▓▓▓▓▓▓▓▓▓▓▓▓▓▓▓▓▓▓▓▓▓▓▓▓▓▓▓▓▓▓▓▓▓▓▓▓▓▓▓▓▓▓▓▓▓▓▓▓▓▓▓▓▓▓▓▓▓▓▓▓▓▓▓▓▓▓▓▓▓▓▓▓▓▓▓▓▓▓▓▓▓▓▓▓▓▓▓▓▓▓▓▓▓▓▓▓▓▓▓▓▓▓▓▓▓▓▓▓▓▓▓▓▓▓▓▓▓▓▓▓▓▓▓▓▓▓▓▓▓▓▓▓▓▓▓▓▓▓▓▓▓▓▓▓▓▓▓▓▓▓▓▓▓▓▓▓▓▓▓▓▓▓▓▓▓▓▓▓▓▓▓▓▓▓▓▓▓▓▓▓▓▓▓▓▓▓▓▓▓▓▓▓▓▓▓
▓▓▓▓▓▓▓▓▓▓▓▓▓▓▓▓▓▓▓▓▓▓▓▓▓▓▓▓▓▓▓▓▓▓▓▓▓▓▓▓▓▓▓▓▓▓▓▓▓▓▓▓▓▓▓▓▓▓▓▓▓▓▓▓▓▓▓▓▓▓▓▓▓▓▓▓▓▓▓▓▓▓▓▓▓▓▓▓▓▓▓▓▓▓▓▓▓▓▓▓▓▓▓▓▓▓▓▓▓▓▓▓▓▓▓▓▓▓▓▓▓▓▓▓▓▓▓▓▓▓▓▓▓▓▓▓▓▓▓▓▓▓▓▓▓▓▓▓▓▓▓▓▓▓▓▓▓▓▓▓▓▓▓▓▓▓▓▓▓▓▓▓▓▓▓▓▓▓▓▓▓▓▓▓▓▓▓▓▓▓▓▓▓▓▓▓▓▓▓▓
▓▓▒▒▒▒▒▒▓▓▒▒▒▒▓▓▓▓▒▒▒▒▒▒▒▒▓▓▒▒▒▒▒▒▓▓▒▒▒▒▓▓▒▒░░▒▒▒▒▒▒▒▒▒▒▒▒▒▒▒▒▒▒▒▒▒▒▓▓▒▒▒▒▓▓▒▒▒▒▒▒▒▒▒▒▒▒▒▒▓▓▒▒▓▓▒▒▒▒▒▒▒▒▒▒▒▒▓▓▓▓▓▓▒▒▒▒▒▒▒▒▓▓▒▒▒▒▒▒▓▓░░▒▒▒▒▓▓▒▒▒▒▒▒▓▓▓▓▓
copy to clipboard 👍 upvote 👎 downvote
fill: spaces toggle palette ▓→✊🏽